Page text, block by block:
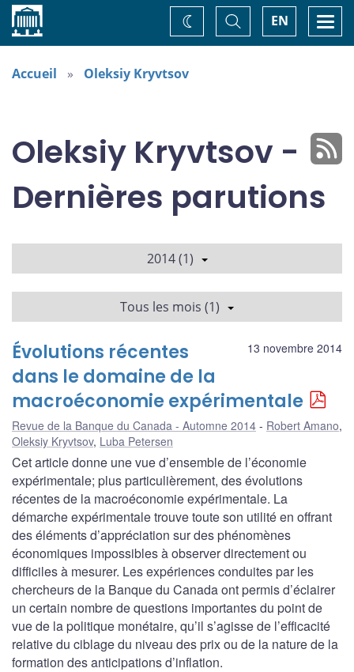
Accueil EN
Basculer
la
recherche
Changez
de
Accueil Oleksiy Kryvtsov
Oleksiy Kryvtsov -
Dernières parutions
2014 (1)
Tous les mois (1)
13 novembre 2014
Évolutions récentes
dans le domaine de la
macroéconomie expérimentale
Revue de la Banque du Canada - Automne 2014 Robert Amano,
Oleksiy Kryvtsov, Luba Petersen
Cet article donne une vue d’ensemble de l’économie
expérimentale; plus particulièrement, des évolutions
récentes de la macroéconomie expérimentale. La
démarche expérimentale trouve toute son utilité en offrant
des éléments d’appréciation sur des phénomènes
économiques impossibles à observer directement ou
difficiles à mesurer. Les expériences conduites par les
chercheurs de la Banque du Canada ont permis d’éclairer
un certain nombre de questions importantes du point de
vue de la politique monétaire, qu’il s’agisse de l’efficacité
relative du ciblage du niveau des prix ou de la nature de la
formation des anticipations d’inflation.